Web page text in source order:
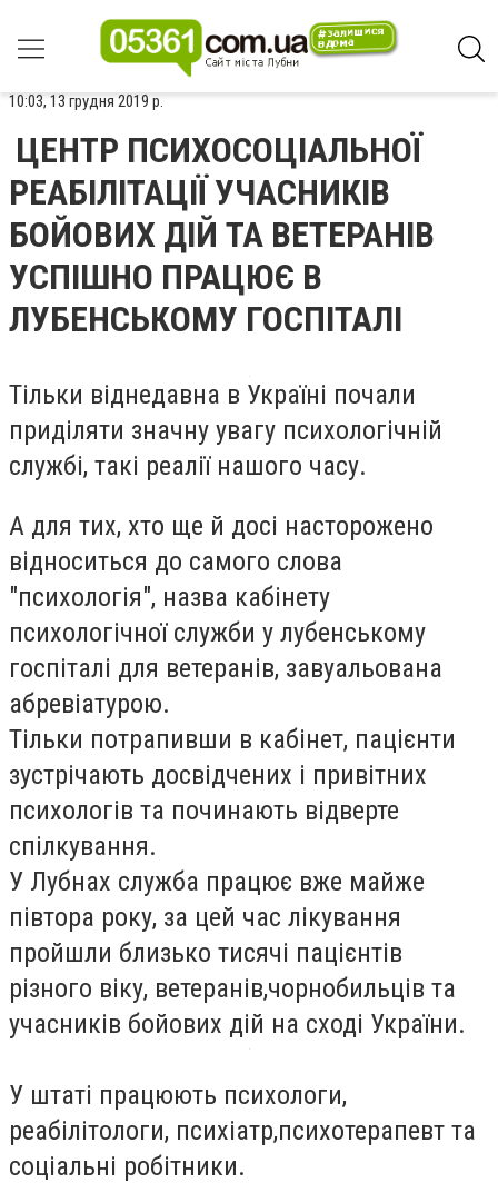
10:03, 13 грудня 2019 р.
ЦЕНТР ПСИХОСОЦІАЛЬНОЇ
РЕАБІЛІТАЦІЇ УЧАСНИКІВ
БОЙОВИХ ДІЙ ТА ВЕТЕРАНІВ
УСПІШНО ПРАЦЮЄ В
ЛУБЕНСЬКОМУ ГОСПІТАЛІ
Тільки віднедавна в Україні почали
приділяти значну увагу психологічній
службі, такі реалії нашого часу.
А для тих, хто ще й досі насторожено
відноситься до самого слова
"психологія", назва кабінету
психологічної служби у лубенському
госпіталі для ветеранів, завуальована
абревіатурою.
Тільки потрапивши в кабінет, пацієнти
зустрічають досвідчених і привітних
психологів та починають відверте
спілкування.
У Лубнах служба працює вже майже
півтора року, за цей час лікування
пройшли близько тисячі пацієнтів
різного віку, ветеранів,чорнобильців та
учасників бойових дій на сході України.
У штаті працюють психологи,
реабілітологи, психіатр,психотерапевт та
соціальні робітники.